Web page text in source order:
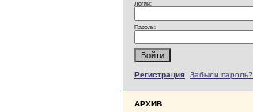
Логин:
Пароль:
Регистрация Забыли пароль?
АРХИВ